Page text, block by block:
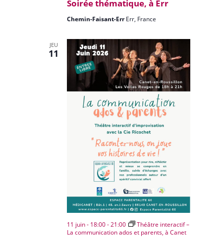
Soirée thématique, à Err
Chemin-Faisant-ErrErr, France
JEU
11
11 juin - 18:00-21:00
Théâtre interactif –
La communication ados et parents, à Canet